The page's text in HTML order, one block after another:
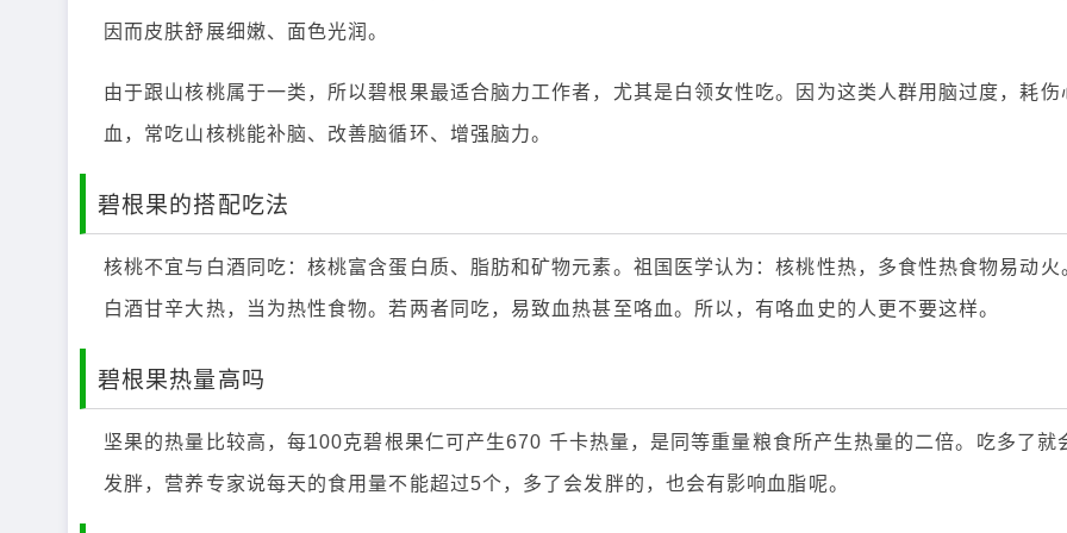
因而皮肤舒展细嫩、面色光润。
由于跟山核桃属于一类，所以碧根果最适合脑力工作者，尤其是白领女性吃。因为这类人群用脑过度，耗伤
血，常吃山核桃能补脑、改善脑循环、增强脑力。
碧根果的搭配吃法
核桃不宜与白酒同吃：核桃富含蛋白质、脂肪和矿物元素。祖国医学认为：核桃性热，多食性热食物易动火
白酒甘辛大热，当为热性食物。若两者同吃，易致血热甚至咯血。所以，有咯血史的人更不要这样。
碧根果热量高吗
坚果的热量比较高，每100克碧根果仁可产生670 千卡热量，是同等重量粮食所产生热量的二倍。吃多了就
发胖，营养专家说每天的食用量不能超过5个，多了会发胖的，也会有影响血脂呢。